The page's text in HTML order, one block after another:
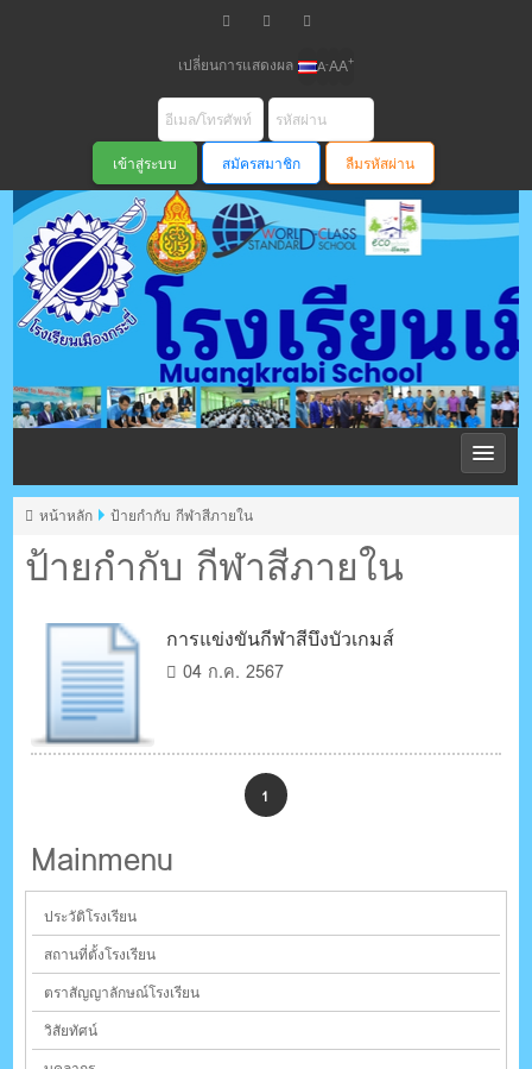
เปลี่ยนการแสดงผล A-AA+
สมัครสมาชิก ลืมรหัสผ่าน
โรงเรียนเมือง
กระบี่ สพม
ตรัง กระบี่
ระบบบริหารจัดการเว็บไซต์ (CMS) ด้วย Ajax โดยคนไทย
ป้ายกำกับ กีฬาสีภายใน
หน้าหลัก ป้ายกำกับ กีฬาสีภายใน
การแข่งขันกีฬาสีบึงบัวเกมส์
04 ก.ค. 2567
1
Mainmenu
ประวัติโรงเรียน
สถานที่ตั้งโรงเรียน
ตราสัญญาลักษณ์โรงเรียน
วิสัยทัศน์